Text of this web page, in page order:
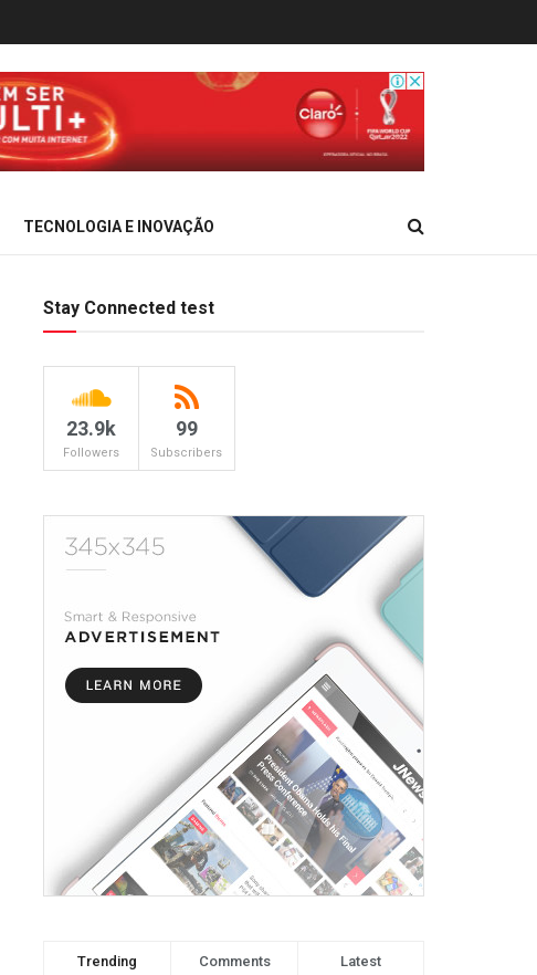
TECNOLOGIA E INOVAÇÃO
Stay Connected test
23.9k
Followers
99
Subscribers
Trending Comments Latest